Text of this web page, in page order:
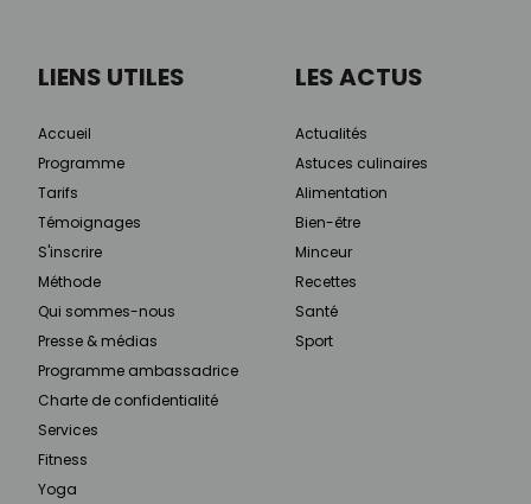
LIENS UTILES
Accueil
Programme
Tarifs
Témoignages
S'inscrire
Méthode
Qui sommes-nous
Presse & médias
Programme ambassadrice
Charte de confidentialité
Services
Fitness
Yoga
LES ACTUS
Actualités
Astuces culinaires
Alimentation
Bien-être
Minceur
Recettes
Santé
Sport